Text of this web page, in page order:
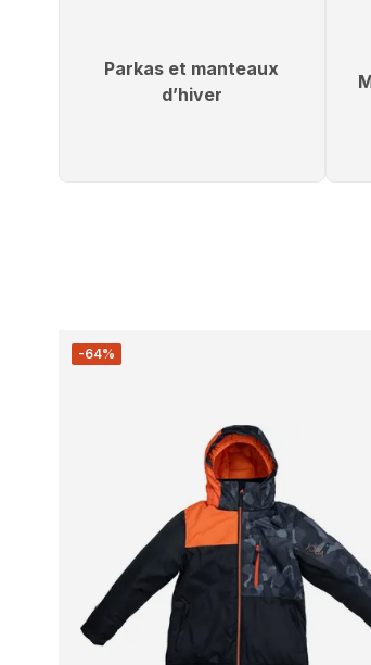
Parkas et manteaux
d’hiver
-64%